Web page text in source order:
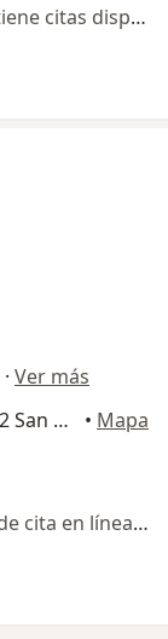
Ningún profesional de este centro tiene citas disponibles
· Ver más
Boulevard Bernardo 4030 Interiro 32 San Pablo, Querétaro, Querétaro, Santiago de Querétaro
• Mapa
Este especialista no ofrece reserva de cita en línea en esta dirección.